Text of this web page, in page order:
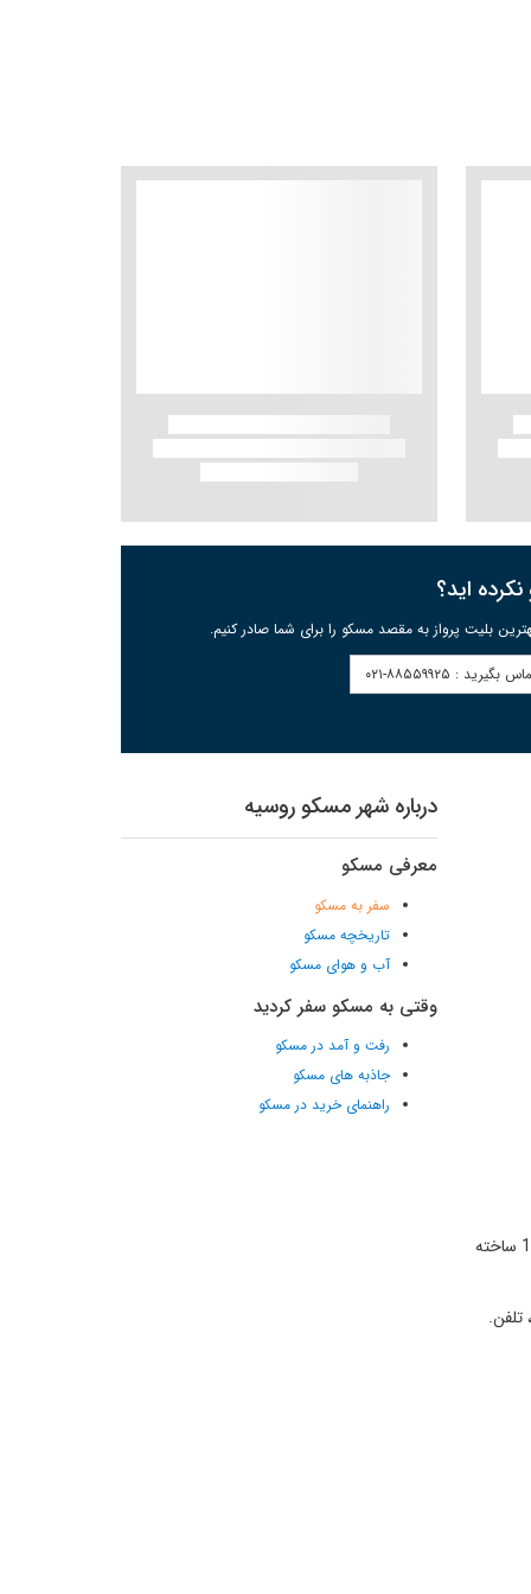
اید؟
بلیت پرواز به مقصد مسکو را برای شما صادر کنیم.
بگیرید : ۰۲۱-۸۸۵۵۹۹۲۵
توضیحات: این هتل دارای معماری تاریخی می‌باشد و در مرکز مسکو قرار دارد که به میدان سرخ و کرملین بسیار نزدیک است. این هتل در سال 1903 ساخته
تلفن.
درباره شهر مسکو روسیه
معرفی مسکو
سفر به مسکو
تاریخچه مسکو
آب و هوای مسکو
وقتی به مسکو سفر کردید
رفت و آمد در مسکو
جاذبه های مسکو
راهنمای خرید در مسکو